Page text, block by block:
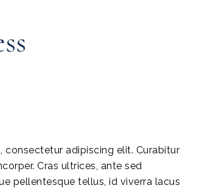
consectetur adipiscing elit. Curabitur
Cras ultrices, ante sed
pellentesque tellus, id viverra lacus